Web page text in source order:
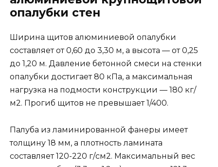
опалубки стен
Ширина щитов алюминиевой опалубки
составляет от 0,60 до 3,30 м, а высота — от 0,25
до 1,20 м. Давление бетонной смеси на стенки
опалубки достигает 80 кПа, а максимальная
нагрузка на подмости конструкции — 180 кг/
м2. Прогиб щитов не превышает 1/400.
Палуба из ламинированной фанеры имеет
толщину 18 мм, а плотность ламината
составляет 120-220 г/см2. Максимальный вес